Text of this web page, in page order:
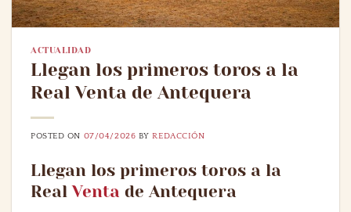
ACTUALIDAD
Llegan los primeros toros a la
Real Venta de Antequera
POSTED ON 07/04/2026 BYREDACCIÓN
Llegan los primeros toros a la
RealVenta de Antequera